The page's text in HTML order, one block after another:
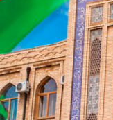
a
si
d